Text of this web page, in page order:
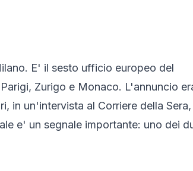
E' il sesto ufficio europeo del
Zurigo e Monaco. L'annuncio
in un'intervista al Corriere della
e' un segnale importante: uno dei